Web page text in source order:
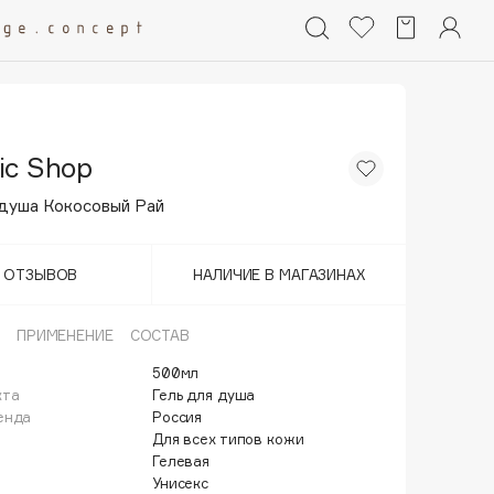
Shop
Кокосовый Рай
ОТЗЫВОВ НАЛИЧИЕ В МАГАЗИНАХ
ПРИМЕНЕНИЕ СОСТАВ
500мл
Гель для душа
Россия
Для всех типов кожи
Гелевая
Унисекс